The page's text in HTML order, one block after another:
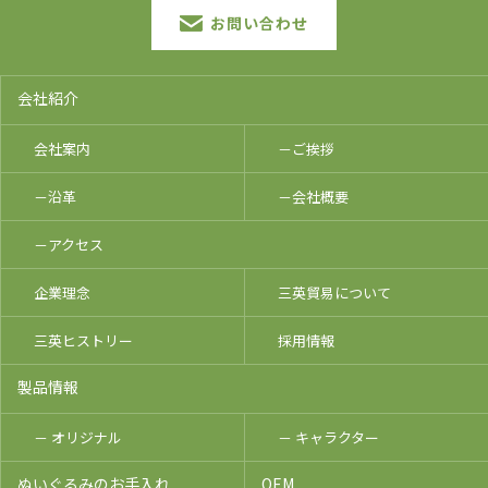
お問い合わせ
会社紹介
会社案内 －ご挨拶
－沿革 －会社概要
－アクセス
企業理念 三英貿易について
三英ヒストリー 採用情報
製品情報
－ オリジナル － キャラクター